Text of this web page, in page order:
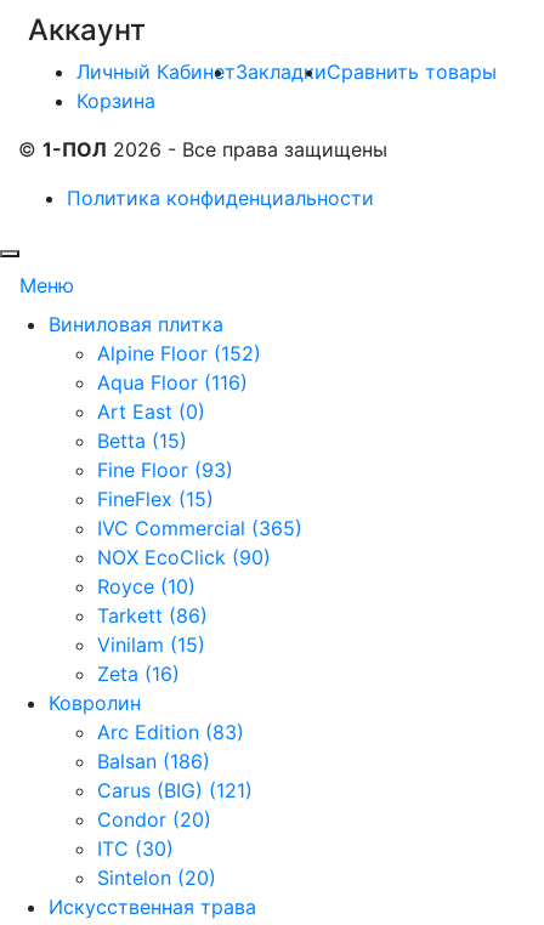
Аккаунт
Личный КабинетЗакладкиСравнить товары
Корзина
© 1-ПОЛ 2026 - Все права защищены
Политика конфиденциальности
Меню
Виниловая плитка
Alpine Floor (152)
Aqua Floor (116)
Art East (0)
Betta (15)
Fine Floor (93)
FineFlex (15)
IVC Commercial (365)
NOX EcoClick (90)
Royce (10)
Tarkett (86)
Vinilam (15)
Zeta (16)
Ковролин
Arc Edition (83)
Balsan (186)
Carus (BIG) (121)
Condor (20)
ITC (30)
Sintelon (20)
Искусственная трава